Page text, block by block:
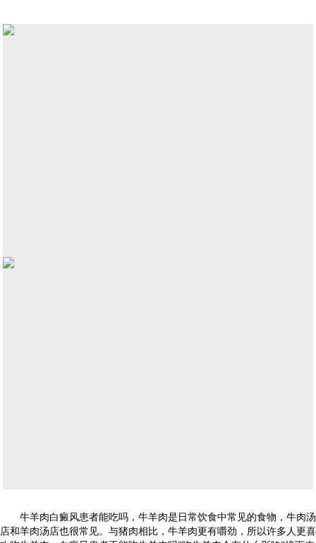
牛羊肉白癜风患者能吃吗，牛羊肉是日常饮食中常见的食物，牛肉汤
店和羊肉汤店也很常见。与猪肉相比，牛羊肉更有嚼劲，所以许多人更喜